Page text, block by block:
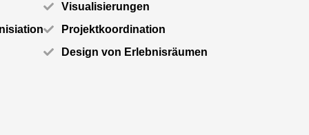
Visualisierungen
Projektkoordination
Design von Erlebnisräumen